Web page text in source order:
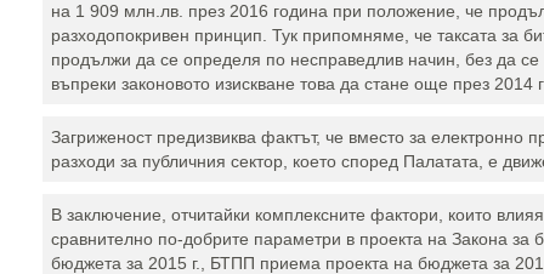
на 1 909 млн.лв. през 2016 година при положение, че
разходопокривен принцип. Тук припомняме, че таксата за
продължи да се определя по несправедлив начин, без да се
въпреки законовото изискване това да стане още през 2014
Загриженост предизвиква фактът, че вместо за електронно
разходи за публичния сектор, което според Палатата, е
В заключение, отчитайки комплексните фактори, които
сравнително по-добрите параметри в проекта на Закона за
бюджета за 2015 г., БТПП приема проекта на бюджета за